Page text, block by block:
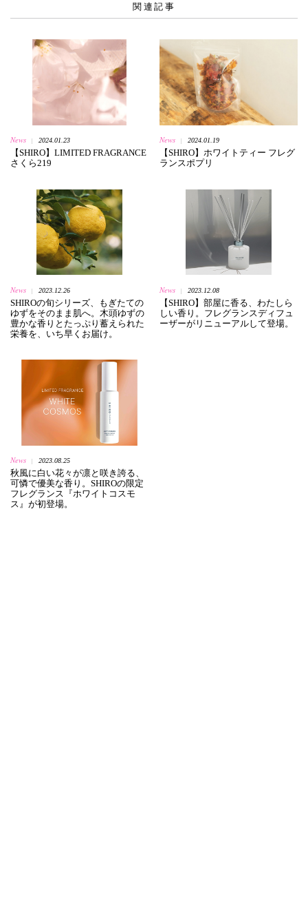
関連記事
News 2024.01.23
【SHIRO】LIMITED FRAGRANCE
さくら219
News 2024.01.19
【SHIRO】ホワイトティー フレグ
ランスポプリ
News | 2023.12.26
SHIROの旬シリーズ、もぎたての
ゆずをそのまま肌へ。木頭ゆずの
豊かな香りとたっぷり蓄えられた
栄養を、いち早くお届け。
News | 2023.12.08
【SHIRO】部屋に香る、わたしら
しい香り。フレグランスディフュ
ーザーがリニューアルして登場。
News 2023.08.25
秋風に白い花々が凛と咲き誇る、
可憐で優美な香り。SHIROの限定
フレグランス『ホワイトコスモ
ス』が初登場。